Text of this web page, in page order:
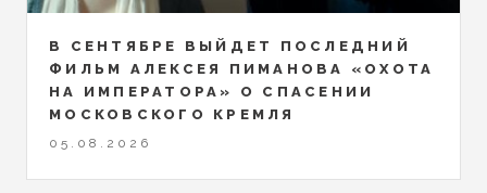
В СЕНТЯБРЕ ВЫЙДЕТ ПОСЛЕДНИЙ
ФИЛЬМ АЛЕКСЕЯ ПИМАНОВА «ОХОТА
НА ИМПЕРАТОРА» О СПАСЕНИИ
МОСКОВСКОГО КРЕМЛЯ
05.08.2026